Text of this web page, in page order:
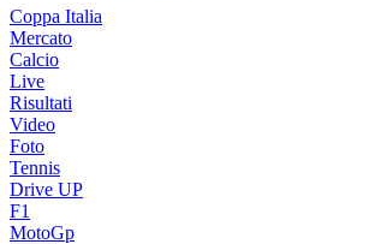
Coppa Italia
Mercato
Calcio
Live
Risultati
Video
Foto
Tennis
Drive UP
F1
MotoGp